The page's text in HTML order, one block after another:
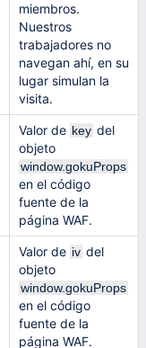
miembros.
Nuestros
trabajadores no
navegan ahí, en su
lugar simulan la
visita.
Valor de key del
objeto
window.gokuProps
en el código
fuente de la
página WAF.
Valor de iv del
objeto
window.gokuProps
en el código
fuente de la
página WAF.